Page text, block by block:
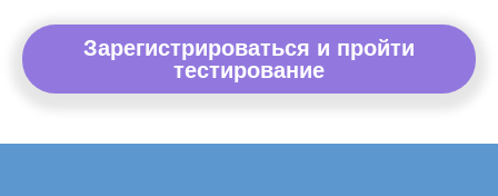
Зарегистрироваться и пройти
тестирование